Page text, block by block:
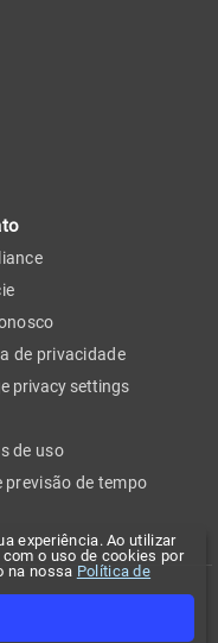
experiência. Ao utilizar
o uso de cookies por
na nossa Política de
de privacidade
privacy settings
de uso
previsão de tempo
direitos reservados.